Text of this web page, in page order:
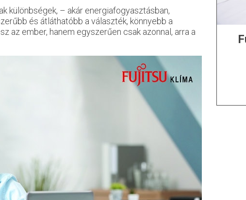
különbségek, – akár energiafogyasztásban,
és átláthatóbb a választék, könnyebb a
az ember, hanem egyszerűen csak azonnal, arra a